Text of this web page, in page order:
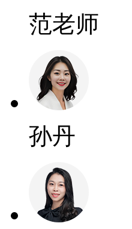
范老师
孙丹